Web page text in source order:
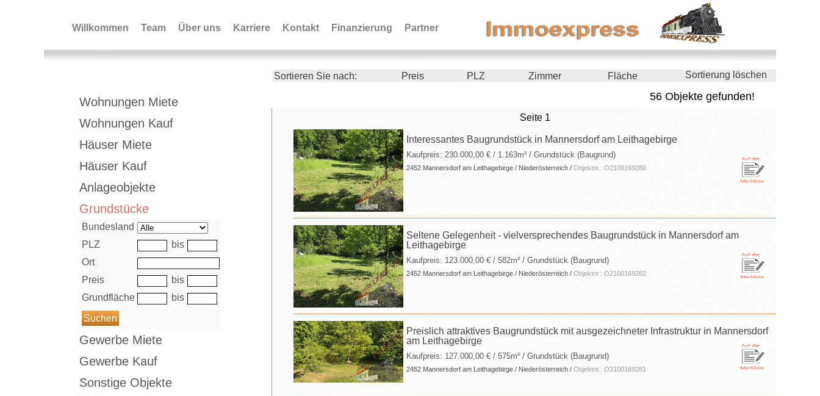
Willkommen Team Über uns Karriere Kontakt Finanzierung Partner
Sortieren Sie nach: Preis PLZ Zimmer Fläche
Sortierung löschen
Immobiliensuche+Bild
Wohnungen Miete
Wohnungen Kauf
Häuser Miete
Häuser Kauf
Anlageobjekte
Grundstücke
Bundesland
PLZ
bis
Ort
Preis
bis
Grundfläche
bis
Gewerbe Miete
Gewerbe Kauf
Sonstige Objekte
56 Objekte gefunden!
Seite 1
Interessantes Baugrundstück in Mannersdorf am Leithagebirge
Kaufpreis: 230.000,00 € / 1.163m² / Grundstück (Baugrund)
2452 Mannersdorf am Leithagebirge / Niederösterreich / Objektnr.: O2100169280
Seltene Gelegenheit - vielversprechendes Baugrundstück in Mannersdorf am
Leithagebirge
Kaufpreis: 123.000,00 € / 582m² / Grundstück (Baugrund)
2452 Mannersdorf am Leithagebirge / Niederösterreich / Objektnr.: O2100169282
Preislich attraktives Baugrundstück mit ausgezeichneter Infrastruktur in Mannersdorf
am Leithagebirge
Kaufpreis: 127.000,00 € / 575m² / Grundstück (Baugrund)
2452 Mannersdorf am Leithagebirge / Niederösterreich / Objektnr.: O2100169281